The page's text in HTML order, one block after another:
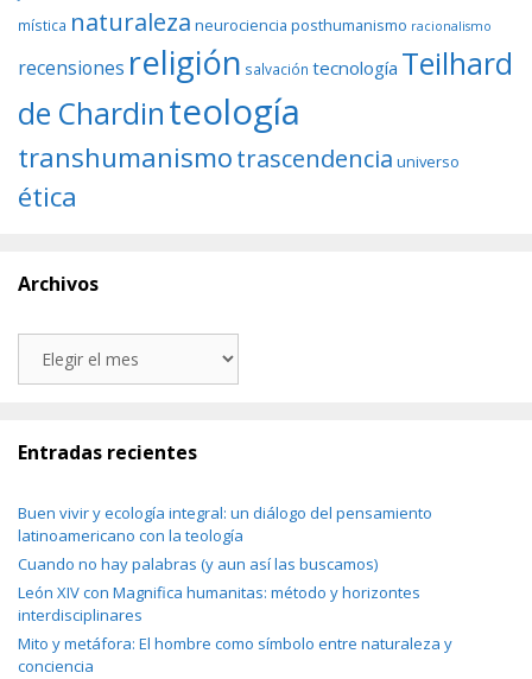
mística naturaleza neurociencia posthumanismo racionalismo
recensiones religión salvación tecnología Teilhard
de Chardinteología
transhumanismotrascendencia universo
ética
Archivos
Entradas recientes
Buen vivir y ecología integral: un diálogo del pensamiento
latinoamericano con la teología
Cuando no hay palabras (y aun así las buscamos)
León XIV con Magnifica humanitas: método y horizontes
interdisciplinares
Mito y metáfora: El hombre como símbolo entre naturaleza y
conciencia